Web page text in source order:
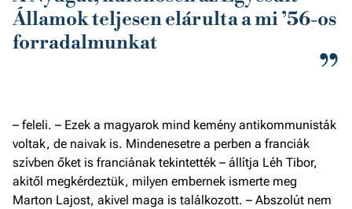
Államok teljesen elárulta a mi ’56-os
forradalmunkat
– feleli. – Ezek a magyarok mind kemény antikommunisták
voltak, de naivak is. Mindenesetre a perben a franciák
szívben őket is franciának tekintették – állítja Léh Tibor,
akitől megkérdeztük, milyen embernek ismerte meg
Marton Lajost, akivel maga is találkozott. – Abszolút nem